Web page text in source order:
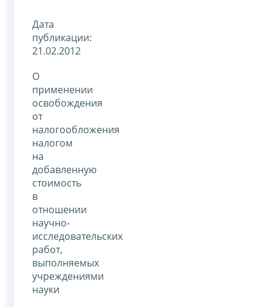
Дата
публикации:
21.02.2012
О
применении
освобождения
от
налогообложения
налогом
на
добавленную
стоимость
в
отношении
научно-
исследовательских
работ,
выполняемых
учреждениями
науки